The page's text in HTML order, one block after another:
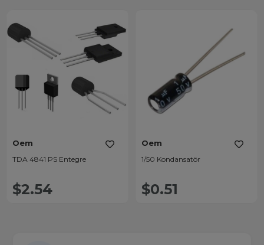
Oem
TDA 4841 PS Entegre
$2.54
Oem
1/50 Kondansatör
$0.51